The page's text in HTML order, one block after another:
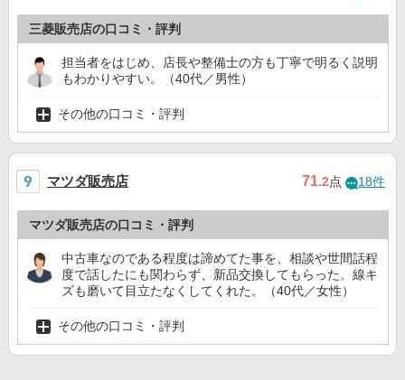
三菱販売店の口コミ・評判
担当者をはじめ、店長や整備士の方も丁寧で明るく説明
もわかりやすい。（40代／男性）
その他の口コミ・評判
マツダ販売店 71.2点 18件
マツダ販売店の口コミ・評判
中古車なのである程度は諦めてた事を、相談や世間話程
度で話したにも関わらず、新品交換してもらった。線キ
ズも磨いて目立たなくしてくれた。（40代／女性）
その他の口コミ・評判